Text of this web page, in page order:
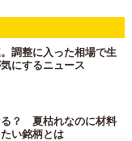
調整に入った相場で生
にするニュース
る？ 夏枯れなのに材料
い銘柄とは